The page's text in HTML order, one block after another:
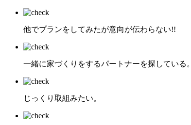
他でプランをしてみたが意向が伝わらない!!
一緒に家づくりをするパートナーを探している。
じっくり取組みたい。